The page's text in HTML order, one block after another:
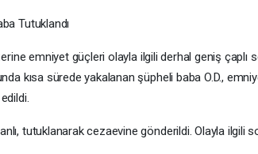
Tutuklandı
emniyet güçleri olayla ilgili derhal geniş çaplı
kısa sürede yakalanan şüpheli baba O.D.,
tutuklanarak cezaevine gönderildi. Olayla ilgili